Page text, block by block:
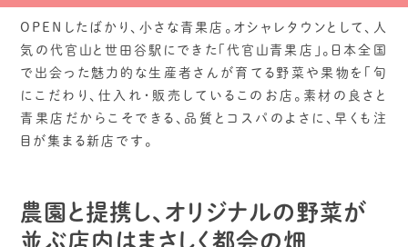
OPENしたばかり、小さな青果店。オシャレタウンとして、人
気の代官山と世田谷駅にできた「代官山青果店」。日本全国
で出会った魅力的な生産者さんが育てる野菜や果物を「旬
にこだわり、仕入れ・販売しているこのお店。素材の良さと
青果店だからこそできる、品質とコスパのよさに、早くも注
目が集まる新店です。
農園と提携し、オリジナルの野菜が
並ぶ店内はまさしく都会の畑